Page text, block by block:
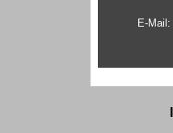
E-Mail: